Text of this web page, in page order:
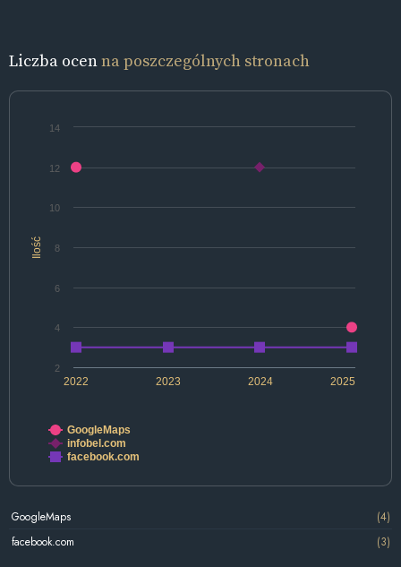
Liczba ocenna poszczególnych stronach
Ilość
2022 2024
2023 2025
2
4
6
8
10
12
14
GoogleMaps
infobel.com
facebook.com
GoogleMaps
(4)
facebook.com
(3)